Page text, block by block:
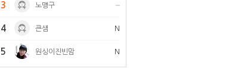
3 노맹구
4 큰샘 N
5 원싱이진빈맘 N